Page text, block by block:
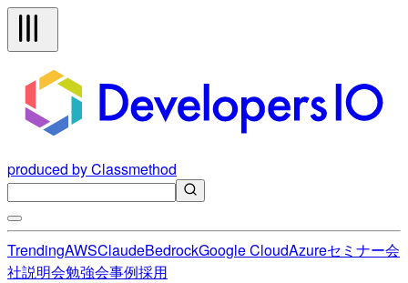
produced by Classmethod
TrendingAWSClaudeBedrockGoogle CloudAzureセミナー会
社説明会勉強会事例採用